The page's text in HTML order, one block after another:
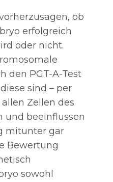
ob
erfolgreich
oder nicht.
den PGT-A-Test
sind – per
Zellen des
und beeinflussen
mitunter gar
Bewertung
sowohl